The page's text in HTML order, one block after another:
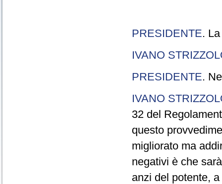
PRESIDENTE.
IVANO
PRESIDENTE.
IVANO
32 del
questo
migliorato ma
negativi è che
anzi del potente,